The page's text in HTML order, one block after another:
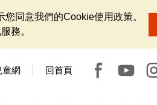
同意我們的Cookie使用政策。
務。
童網 回首頁